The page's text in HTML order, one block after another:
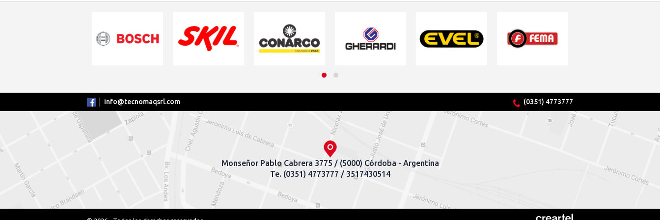
info@tecnomaqsrl.com (0351) 4773777
Monseñor Pablo Cabrera 3775 / (5000) Córdoba - Argentina
Te. (0351) 4773777 / 3517430514